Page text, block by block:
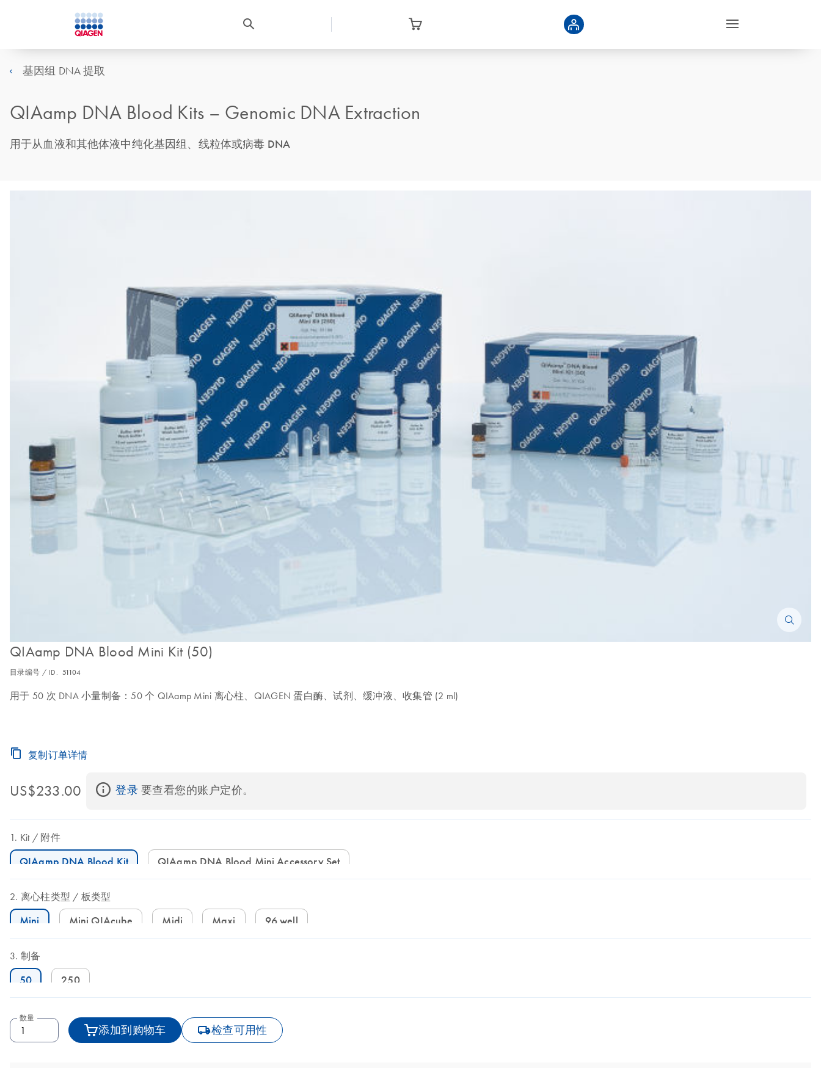
基因组 DNA 提取
QIAamp DNA Blood Kits – Genomic DNA Extraction
用于从血液和其他体液中纯化基因组、线粒体或病毒 DNA
QIAamp DNA Blood Mini Kit (50)
目录编号 / ID. 51104
用于 50 次 DNA 小量制备：50 个 QIAamp Mini 离心柱、QIAGEN 蛋白酶、试剂、缓冲液、收集管 (2 ml)
复制订单详情
US$233.00 登录 要查看您的账户定价。
Kit 附件
QIAamp DNA Blood Kit QIAamp DNA Blood Mini Accessory Set
离心柱类型 板类型
Mini Mini QIAcube Midi Maxi 96 well
制备
50 250
数量
添加到购物车 icon_0062_deliver-s 检查可用性